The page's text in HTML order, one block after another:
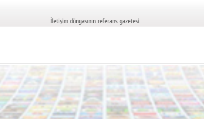
İletişim dünyasının referans gazetesi